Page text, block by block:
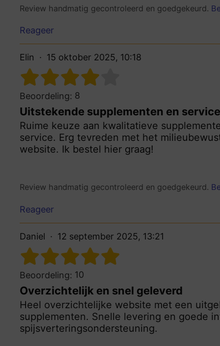
Review handmatig gecontroleerd en goedgekeurd.
Reageer
Elin 15 oktober 2025, 10:18
Beoordeling: 8
Uitstekende supplementen en service
Ruime keuze aan kwalitatieve
service. Erg tevreden met het
website. Ik bestel hier graag!
Review handmatig gecontroleerd en goedgekeurd.
Reageer
Daniel 12 september 2025, 13:21
Beoordeling: 10
Overzichtelijk en snel geleverd
Heel overzichtelijke website met een
supplementen. Snelle levering en goede
spijsverteringsondersteuning.